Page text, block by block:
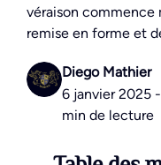
véraison
remise en forme et
Diego Mathier
6 janvier 2025
min de lecture